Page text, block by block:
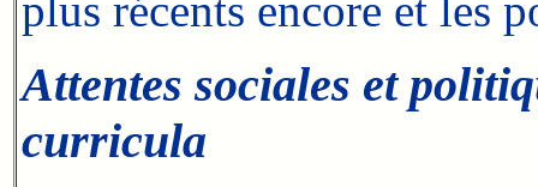
Attentes sociales et
curricula